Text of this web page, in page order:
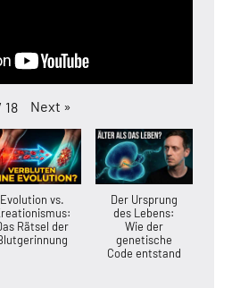
18 Next »
Evolution vs.
Rätsel der
Der Ursprung
des Lebens:
Wie der
genetische
Code entstand